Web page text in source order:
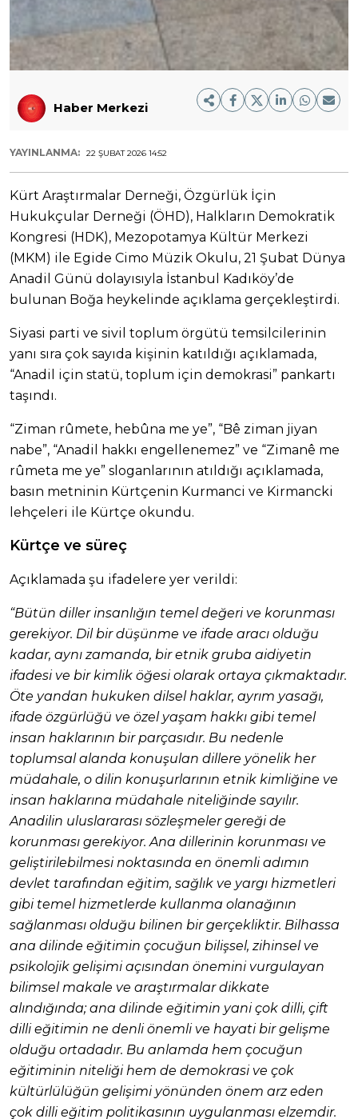
Haber Merkezi
YAYINLANMA: 22 ŞUBAT 2026 14:52
Kürt Araştırmalar Derneği, Özgürlük İçin
Hukukçular Derneği (ÖHD), Halkların Demokratik
Kongresi (HDK), Mezopotamya Kültür Merkezi
(MKM) ile Egide Cimo Müzik Okulu, 21 Şubat Dünya
Anadil Günü dolayısıyla İstanbul Kadıköy’de
bulunan Boğa heykelinde açıklama gerçekleştirdi.
Siyasi parti ve sivil toplum örgütü temsilcilerinin
yanı sıra çok sayıda kişinin katıldığı açıklamada,
“Anadil için statü, toplum için demokrasi” pankartı
taşındı.
“Ziman rûmete, hebûna me ye”, “Bê ziman jiyan
nabe”, “Anadil hakkı engellenemez” ve “Zimanê me
rûmeta me ye” sloganlarının atıldığı açıklamada,
basın metninin Kürtçenin Kurmanci ve Kirmancki
lehçeleri ile Kürtçe okundu.
Kürtçe ve süreç
Açıklamada şu ifadelere yer verildi:
“Bütün diller insanlığın temel değeri ve korunması
gerekiyor. Dil bir düşünme ve ifade aracı olduğu
kadar, aynı zamanda, bir etnik gruba aidiyetin
ifadesi ve bir kimlik öğesi olarak ortaya çıkmaktadır.
Öte yandan hukuken dilsel haklar, ayrım yasağı,
ifade özgürlüğü ve özel yaşam hakkı gibi temel
insan haklarının bir parçasıdır. Bu nedenle
toplumsal alanda konuşulan dillere yönelik her
müdahale, o dilin konuşurlarının etnik kimliğine ve
insan haklarına müdahale niteliğinde sayılır.
Anadilin uluslararası sözleşmeler gereği de
korunması gerekiyor. Ana dillerinin korunması ve
geliştirilebilmesi noktasında en önemli adımın
devlet tarafından eğitim, sağlık ve yargı hizmetleri
gibi temel hizmetlerde kullanma olanağının
sağlanması olduğu bilinen bir gerçekliktir. Bilhassa
ana dilinde eğitimin çocuğun bilişsel, zihinsel ve
psikolojik gelişimi açısından önemini vurgulayan
bilimsel makale ve araştırmalar dikkate
alındığında; ana dilinde eğitimin yani çok dilli, çift
dilli eğitimin ne denli önemli ve hayati bir gelişme
olduğu ortadadır. Bu anlamda hem çocuğun
eğitiminin niteliği hem de demokrasi ve çok
kültürlülüğün gelişimi yönünden önem arz eden
çok dilli eğitim politikasının uygulanması elzemdir.